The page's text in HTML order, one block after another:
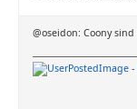
@oseidon: Coony
-